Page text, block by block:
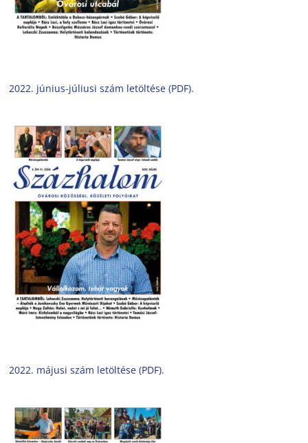
2022. június-júliusi szám letöltése (PDF).
2022. májusi szám letöltése (PDF).